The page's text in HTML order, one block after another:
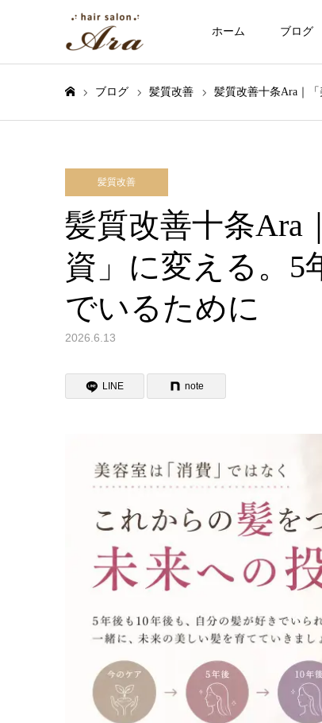
ホーム ブログ
ブログ 髪質改善 髪質改善十条Ara｜
髪質改善
髪質改善十条Ara
資」に変える。5
でいるために
2026.6.13
LINE note